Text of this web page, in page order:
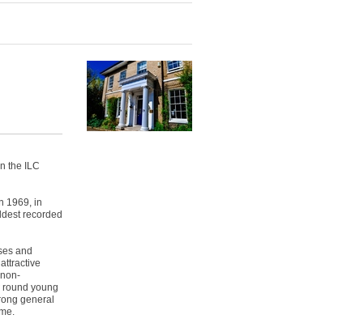
the ILC
1969, in
recorded
and
young
general